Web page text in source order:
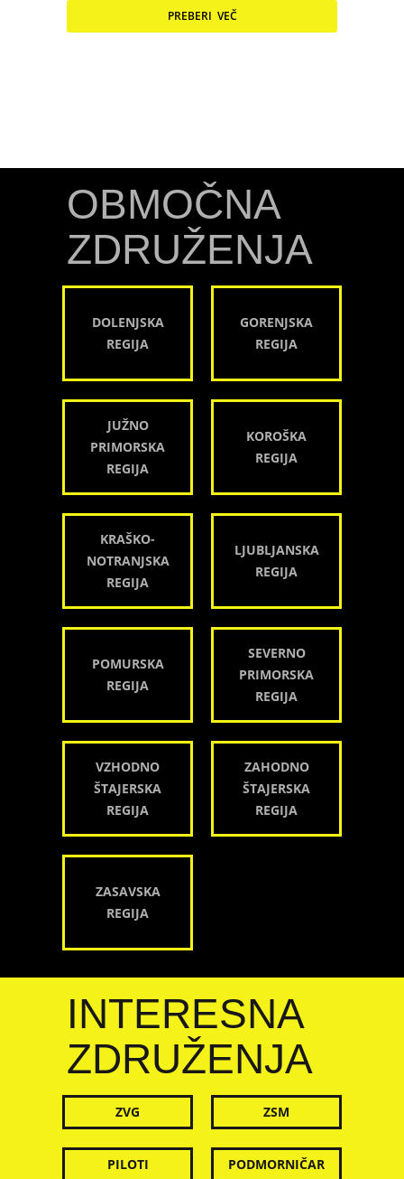
PREBERI VEČ
OBMOČNA
ZDRUŽENJA
DOLENJSKA
REGIJA
GORENJSKA
REGIJA
JUŽNO
PRIMORSKA
REGIJA
KOROŠKA
REGIJA
KRAŠKO-
NOTRANJSKA
REGIJA
LJUBLJANSKA
REGIJA
POMURSKA
REGIJA
SEVERNO
PRIMORSKA
REGIJA
VZHODNO
ŠTAJERSKA
REGIJA
ZAHODNO
ŠTAJERSKA
REGIJA
ZASAVSKA
REGIJA
INTERESNA
ZDRUŽENJA
ZVG ZSM
PILOTI PODMORNIČAR